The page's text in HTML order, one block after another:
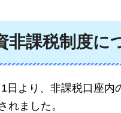
非課税制度に
日より、非課税口座内
れました。